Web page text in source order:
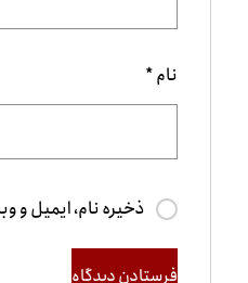
نام*
ذخیره نام، ایمیل و
فرستادن دیدگاه